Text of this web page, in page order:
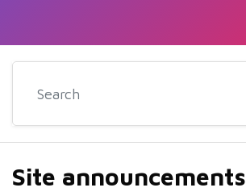
Site announcements